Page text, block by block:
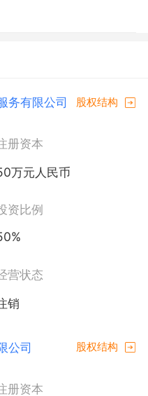
务有限公司 股权结构
册资本
万元人民币
资比例
营状态
销
公司 股权结构
册资本